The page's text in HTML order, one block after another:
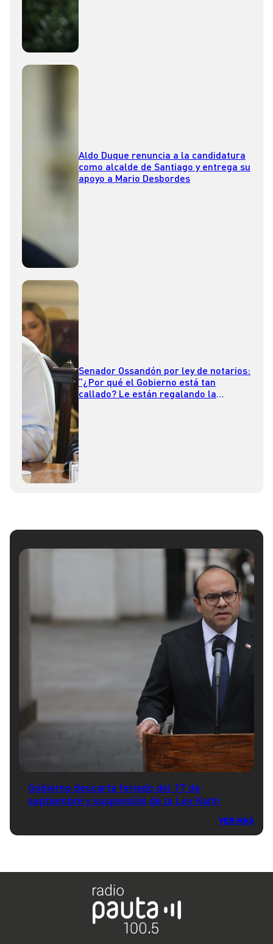
Aldo Duque renuncia a la candidatura
como alcalde de Santiago y entrega su
apoyo a Mario Desbordes
Senador Ossandón por ley de notarios:
“¿Por qué el Gobierno está tan
callado? Le están regalando la
Gobierno descarta feriado del 17 de
septiembre y suspensión de la Ley Karin
VER MÁS